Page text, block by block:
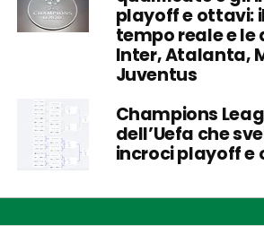
playoff e ottavi:
tempo reale e le
Inter, Atalanta,
Juventus
Champions
dell’Uefa che
incroci playoff e